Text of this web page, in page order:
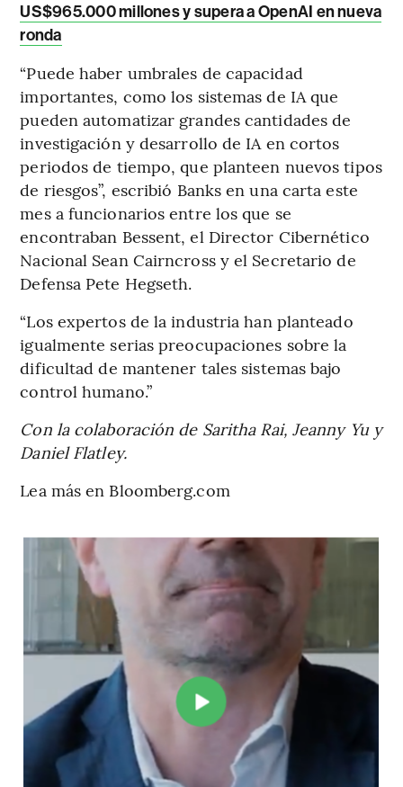
US$965.000 millones y supera a OpenAI en nueva
ronda
“Puede haber umbrales de capacidad
importantes, como los sistemas de IA que
pueden automatizar grandes cantidades de
investigación y desarrollo de IA en cortos
periodos de tiempo, que planteen nuevos tipos
de riesgos”, escribió Banks en una carta este
mes a funcionarios entre los que se
encontraban Bessent, el Director Cibernético
Nacional Sean Cairncross y el Secretario de
Defensa Pete Hegseth.
“Los expertos de la industria han planteado
igualmente serias preocupaciones sobre la
dificultad de mantener tales sistemas bajo
control humano.”
Con la colaboración de Saritha Rai, Jeanny Yu y
Daniel Flatley.
Lea más en Bloomberg.com